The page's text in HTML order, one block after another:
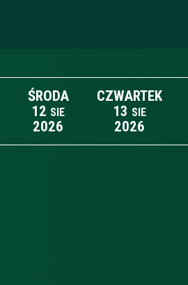
ŚRODA
12 SIE
2026
CZWARTEK
13 SIE
2026